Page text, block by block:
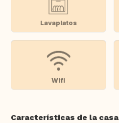
Lavaplatos
Wifi
Características de la casa